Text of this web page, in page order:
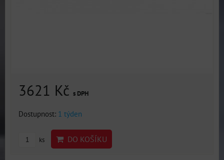
3621 Kč s DPH
Dostupnost: 1 týden
ks DO KOŠÍKU